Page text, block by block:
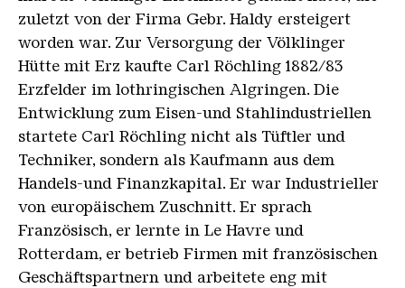
zuletzt von der Firma Gebr. Haldy ersteigert
worden war. Zur Versorgung der Völklinger
Hütte mit Erz kaufte Carl Röchling 1882/83
Erzfelder im lothringischen Algringen. Die
Entwicklung zum Eisen-und Stahlindustriellen
startete Carl Röchling nicht als Tüftler und
Techniker, sondern als Kaufmann aus dem
Handels-und Finanzkapital. Er war Industrieller
von europäischem Zuschnitt. Er sprach
Französisch, er lernte in Le Havre und
Rotterdam, er betrieb Firmen mit französischen
Geschäftspartnern und arbeitete eng mit